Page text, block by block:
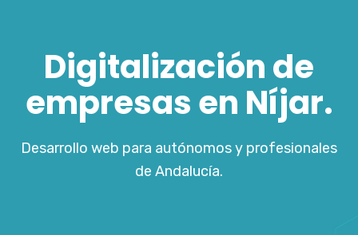
Digitalización de
empresas en Níjar.
Desarrollo web para autónomos y profesionales
de Andalucía.